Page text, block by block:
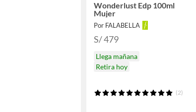
Wonderlust Edp 100ml
Mujer
Por FALABELLA
S/ 479
Llega mañana
Retira hoy
(2)